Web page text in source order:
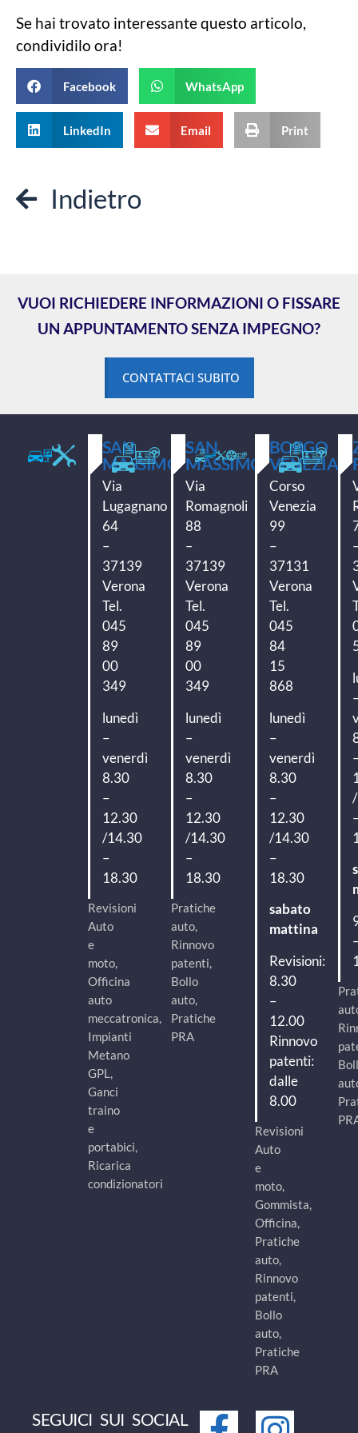
Se hai trovato interessante questo articolo,
condividilo ora!
Facebook WhatsApp
LinkedIn Email Print
Indietro
VUOI RICHIEDERE INFORMAZIONI O FISSARE
UN APPUNTAMENTO SENZA IMPEGNO?
CONTATTACI SUBITO
SAN
MASSIMO
Via
Lugagnano
64
–
37139
Verona
Tel.
045
89
00
349
lunedì
–
venerdì
8.30
–
12.30
/14.30
–
18.30
Revisioni
Auto
e
moto,
Officina
auto
meccatronica,
Impianti
Metano
GPL,
Ganci
traino
e
portabici,
Ricarica
condizionatori
SAN
MASSIMO
Via
Romagnoli
88
–
37139
Verona
Tel.
045
89
00
349
lunedì
–
venerdì
8.30
–
12.30
/14.30
–
18.30
Pratiche
auto,
Rinnovo
patenti,
Bollo
auto,
Pratiche
PRA
BORGO
VENEZIA
Corso
Venezia
99
–
37131
Verona
Tel.
045
84
15
868
lunedì
–
venerdì
8.30
–
12.30
/14.30
–
18.30
sabato
mattina
Revisioni:
8.30
–
12.00
Rinnovo
patenti:
dalle
8.00
Revisioni
Auto
e
moto,
Gommista,
Officina,
Pratiche
auto,
Rinnovo
patenti,
Bollo
auto,
Pratiche
PRA
SEGUICI SUI SOCIAL